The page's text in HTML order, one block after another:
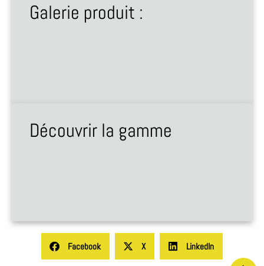
Galerie produit :
Découvrir la gamme
Facebook X LinkedIn